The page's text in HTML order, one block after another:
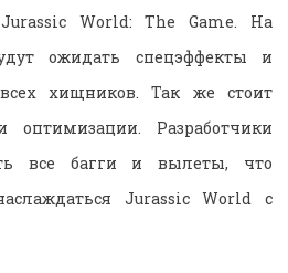
World: The Game. На
ожидать спецэффекты и
хищников. Так же стоит
Разработчики
все багги и вылеты, что
Jurassic World с